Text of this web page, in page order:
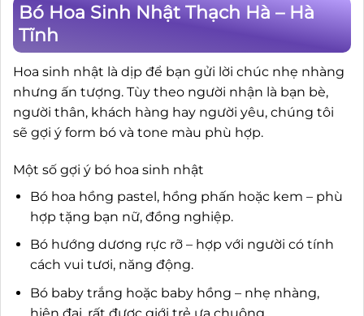
Bó Hoa Sinh Nhật Thạch Hà – Hà
Tĩnh
Hoa sinh nhật là dịp để bạn gửi lời chúc nhẹ nhàng
nhưng ấn tượng. Tùy theo người nhận là bạn bè,
người thân, khách hàng hay người yêu, chúng tôi
sẽ gợi ý form bó và tone màu phù hợp.
Một số gợi ý bó hoa sinh nhật
Bó hoa hồng pastel, hồng phấn hoặc kem – phù
hợp tặng bạn nữ, đồng nghiệp.
Bó hướng dương rực rỡ – hợp với người có tính
cách vui tươi, năng động.
Bó baby trắng hoặc baby hồng – nhẹ nhàng,